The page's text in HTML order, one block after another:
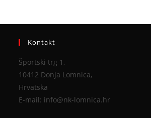
Kontakt
Športski trg 1,
10412 Donja Lomnica,
Hrvatska
E-mail: info@nk-lomnica.hr